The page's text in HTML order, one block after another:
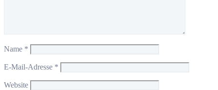
Name *
E-Mail-Adresse *
Website